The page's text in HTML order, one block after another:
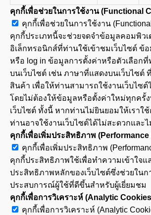
คุกกี้เพื่อช่วยในการใช้งาน (Functional
คุกกี้เพื่อช่วยในการใช้งาน
คุกกี้ประเภทนี้จะช่วยจดจำข้อมูลคอมพิว
อิเล็กทรอนิกส์ที่ท่านใช้เข้าชมเว็บไซต์ ข้
หรือ log in ข้อมูลการตั้งค่าหรือตัวเลือกที่
บนเว็บไซต์ เช่น ภาษาที่แสดงบนเว็บไซต์
สินค้า เพื่อให้ท่านสามารถใช้งานเว็บไซต์
โดยไม่ต้องให้ข้อมูลหรือตั้งค่าใหม่ทุกครั้
เว็บไซต์ ทั้งนี้ หากท่านไม่ยินยอมให้เราใ
ท่านอาจใช้งานเว็บไซต์ได้ไม่สะดวกและ
คุกกี้เพื่อเพิ่มประสิทธิภาพ (Performance
คุกกี้เพื่อเพิ่มประสิทธิภาพ
คุกกี้ประสิทธิภาพใช้เพื่อทำความเข้าใจแ
ประสิทธิภาพหลักของเว็บไซต์ซึ่งช่วยในก
ประสบการณ์ผู้ใช้ที่ดีขึ้นสำหรับผู้เยี่ยมชม
คุกกี้เพื่อการวิเคราะห์ (Analytic
คุกกี้เพื่อการวิเคราะห์ (Analytic